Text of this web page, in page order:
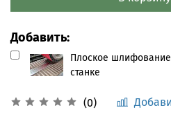
(0)
Добавить:
Плоское
станке